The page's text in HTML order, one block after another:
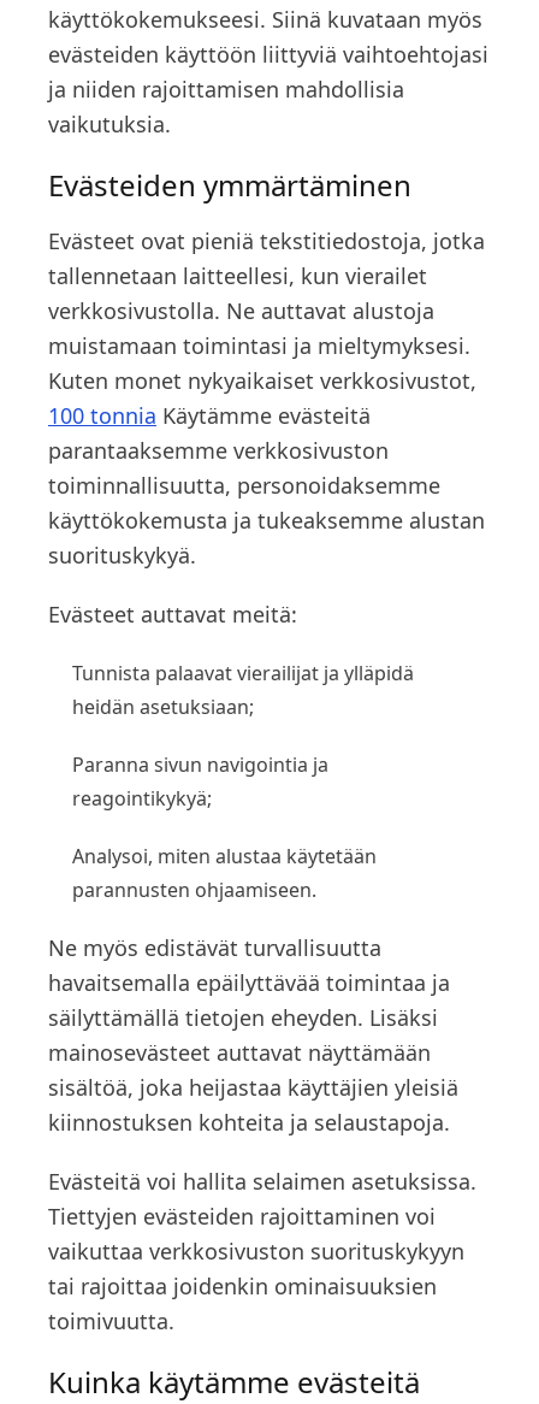
käyttökokemukseesi. Siinä kuvataan myös
evästeiden käyttöön liittyviä vaihtoehtojasi
ja niiden rajoittamisen mahdollisia
vaikutuksia.
Evästeiden ymmärtäminen
Evästeet ovat pieniä tekstitiedostoja, jotka
tallennetaan laitteellesi, kun vierailet
verkkosivustolla. Ne auttavat alustoja
muistamaan toimintasi ja mieltymyksesi.
Kuten monet nykyaikaiset verkkosivustot,
100 tonnia Käytämme evästeitä
parantaaksemme verkkosivuston
toiminnallisuutta, personoidaksemme
käyttökokemusta ja tukeaksemme alustan
suorituskykyä.
Evästeet auttavat meitä:
Tunnista palaavat vierailijat ja ylläpidä
heidän asetuksiaan;
Paranna sivun navigointia ja
reagointikykyä;
Analysoi, miten alustaa käytetään
parannusten ohjaamiseen.
Ne myös edistävät turvallisuutta
havaitsemalla epäilyttävää toimintaa ja
säilyttämällä tietojen eheyden. Lisäksi
mainosevästeet auttavat näyttämään
sisältöä, joka heijastaa käyttäjien yleisiä
kiinnostuksen kohteita ja selaustapoja.
Evästeitä voi hallita selaimen asetuksissa.
Tiettyjen evästeiden rajoittaminen voi
vaikuttaa verkkosivuston suorituskykyyn
tai rajoittaa joidenkin ominaisuuksien
toimivuutta.
Kuinka käytämme evästeitä